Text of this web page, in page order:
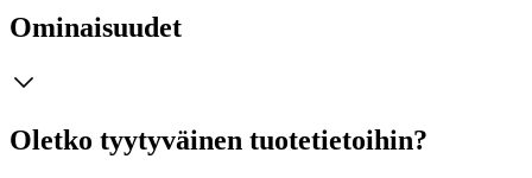
Ominaisuudet
Oletko tyytyväinen tuotetietoihin?